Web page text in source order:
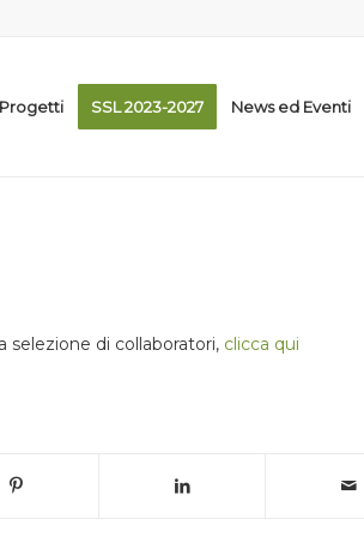
SSL 2023-2027 News ed Eventi
selezione di collaboratori, clicca qui